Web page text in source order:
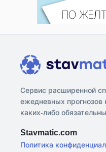
Сервис расширенной
ежедневных прогнозов
каких-либо
Stavmatic.com
Политика